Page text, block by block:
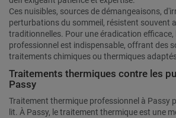
Ces nuisibles, sources de démangeaisons,
perturbations du sommeil, résistent souvent
traditionnelles. Pour une éradication efficace,
professionnel est indispensable, offrant des
traitements chimiques ou thermiques
Traitements thermiques contre les
Passy
Traitement thermique professionnel à Passy
lit. À Passy, le traitement thermique est une